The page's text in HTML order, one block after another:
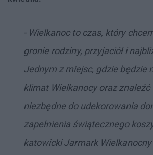
- Wielkanoc to czas, który
gronie rodziny, przyjaciół i
Jednym z miejsc, gdzie będzie
klimat Wielkanocy oraz
niezbędne do udekorowania
zapełnienia świątecznego
katowicki Jarmark Wielkanocny